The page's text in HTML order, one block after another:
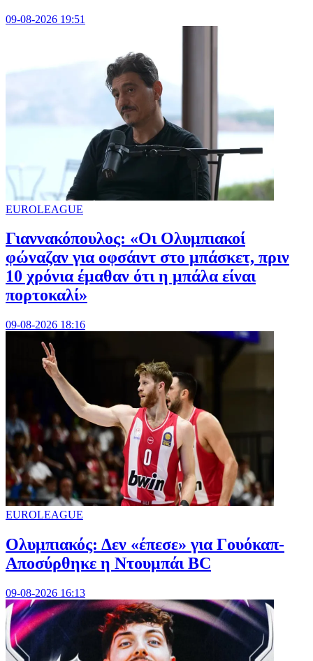
09-08-2026 19:51
EUROLEAGUE
Γιαννακόπουλος: «Οι Ολυμπιακοί
φώναζαν για οφσάιντ στο μπάσκετ, πριν
10 χρόνια έμαθαν ότι η μπάλα είναι
πορτοκαλί»
09-08-2026 18:16
EUROLEAGUE
Ολυμπιακός: Δεν «έπεσε» για Γουόκαπ-
Αποσύρθηκε η Ντουμπάι BC
09-08-2026 16:13